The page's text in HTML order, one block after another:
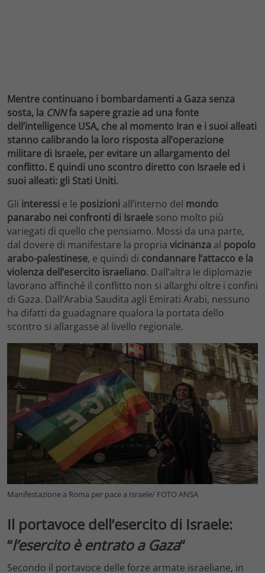
Mentre continuano i bombardamenti a Gaza senza
sosta, la CNNfa sapere grazie ad una fonte
dell’intelligence USA, che al momento Iran e i suoi alleati
stanno calibrando la loro risposta all’operazione
militare di Israele, per evitare un allargamento del
conflitto. E quindi uno scontro diretto con Israele ed i
suoi alleati: gli Stati Uniti.
Gli interessi e le posizioni all’interno del mondo
panarabo nei confronti di Israele sono molto più
variegati di quello che pensiamo. Mossi da una parte,
dal dovere di manifestare la propria vicinanza al popolo
arabo-palestinese, e quindi di condannare l’attacco e la
violenza dell’esercito israeliano. Dall’altra le diplomazie
lavorano affinché il conflitto non si allarghi oltre i confini
di Gaza. Dall’Arabia Saudita agli Emirati Arabi, nessuno
ha difatti da guadagnare qualora la portata dello
scontro si allargasse al livello regionale.
Manifestazione a Roma per pace a Israele/ FOTO ANSA
Il portavoce dell’esercito di Israele:
“l’esercito è entrato a Gaza“
Secondo il portavoce delle forze armate israeliane, in